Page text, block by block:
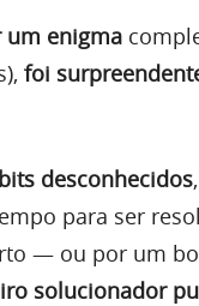
um enigma
foi
desconhecidos
para ser
— ou por um
solucionador